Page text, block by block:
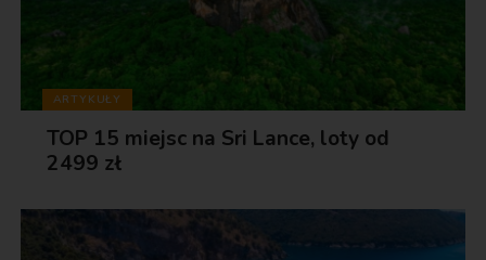
ARTYKUŁY
TOP 15 miejsc na Sri Lance, loty od
2499 zł